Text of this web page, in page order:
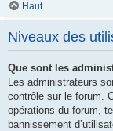
Haut
Niveaux des
Que sont les
Les administrateurs
contrôle sur le forum.
opérations du forum,
bannissement